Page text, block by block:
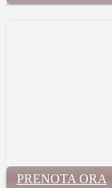
PRENOTA ORA